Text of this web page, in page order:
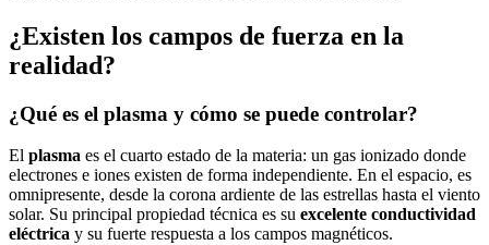
¿Existen los campos de fuerza en la
realidad?
¿Qué es el plasma y cómo se puede controlar?
El plasma es el cuarto estado de la materia: un gas ionizado donde
electrones e iones existen de forma independiente. En el espacio, es
omnipresente, desde la corona ardiente de las estrellas hasta el viento
solar. Su principal propiedad técnica es su excelente conductividad
eléctrica y su fuerte respuesta a los campos magnéticos.